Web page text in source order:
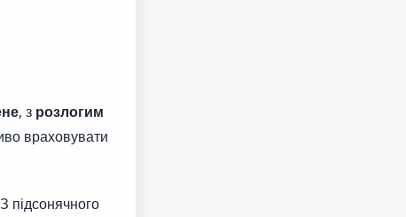
, з розлогим
враховувати
підсонячного